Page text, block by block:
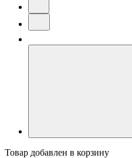
Товар добавлен в корзину